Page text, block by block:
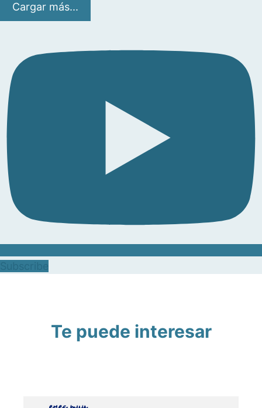
Cargar más...
Te puede interesar